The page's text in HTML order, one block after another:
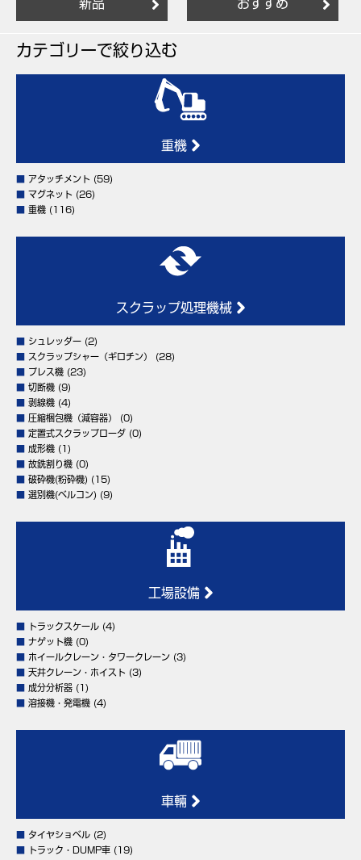
新品 おすすめ
カテゴリーで絞り込む
重機
アタッチメント (59)
マグネット (26)
重機 (116)
スクラップ処理機械
シュレッダー (2)
スクラップシャー（ギロチン）
(28)
プレス機 (23)
切断機 (9)
剥線機 (4)
圧縮梱包機（減容器）
(0)
定置式スクラップローダ (0)
成形機 (1)
故銑割り機 (0)
破砕機(粉砕機) (15)
選別機(ベルコン) (9)
工場設備
トラックスケール (4)
ナゲット機 (0)
ホイールクレーン・タワークレーン (3)
天井クレーン・ホイスト (3)
成分分析器 (1)
溶接機・発電機 (4)
車輛
タイヤショベル (2)
トラック・DUMP車 (19)